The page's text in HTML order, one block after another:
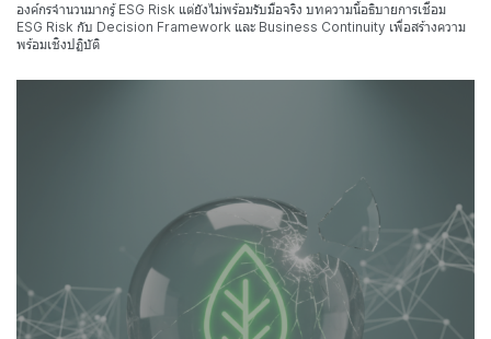
องค์กรจำนวนมากรู้ ESG Risk แต่ยังไม่พร้อมรับมือจริง บทความนี้อธิบายการเชื่อม
ESG Risk กับ Decision Framework และ Business Continuity เพื่อสร้างความ
พร้อมเชิงปฏิบัติ